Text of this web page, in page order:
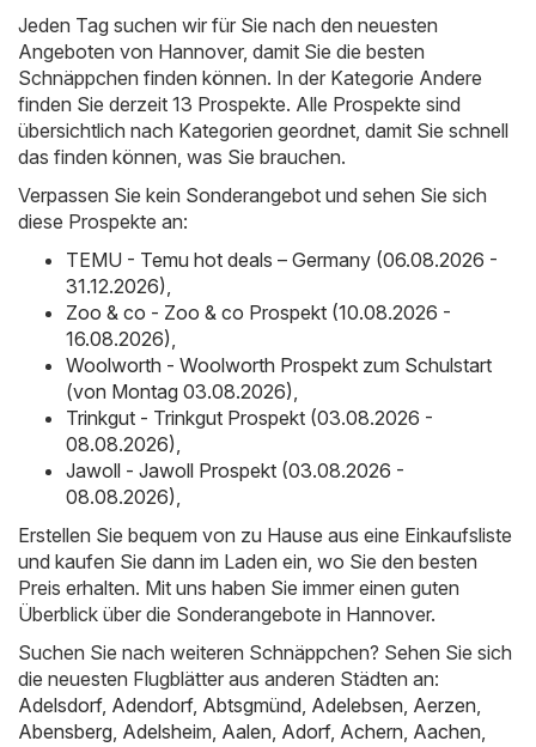
Jeden Tag suchen wir für Sie nach den neuesten
Angeboten von Hannover, damit Sie die besten
Schnäppchen finden können. In der Kategorie Andere
finden Sie derzeit 13 Prospekte. Alle Prospekte sind
übersichtlich nach Kategorien geordnet, damit Sie schnell
das finden können, was Sie brauchen.
Verpassen Sie kein Sonderangebot und sehen Sie sich
diese Prospekte an:
TEMU - Temu hot deals – Germany (06.08.2026 -
31.12.2026)
Zoo & co - Zoo & co Prospekt (10.08.2026 -
16.08.2026)
Woolworth - Woolworth Prospekt zum Schulstart
(von Montag 03.08.2026)
Trinkgut - Trinkgut Prospekt (03.08.2026 -
08.08.2026)
Jawoll - Jawoll Prospekt (03.08.2026 -
08.08.2026)
Erstellen Sie bequem von zu Hause aus eine Einkaufsliste
und kaufen Sie dann im Laden ein, wo Sie den besten
Preis erhalten. Mit uns haben Sie immer einen guten
Überblick über die Sonderangebote in Hannover.
Suchen Sie nach weiteren Schnäppchen? Sehen Sie sich
die neuesten Flugblätter aus anderen Städten an:
Adelsdorf, Adendorf, Abtsgmünd Adelebsen Aerzen
Abensberg Adelsheim Aalen Adorf, Achern Aachen